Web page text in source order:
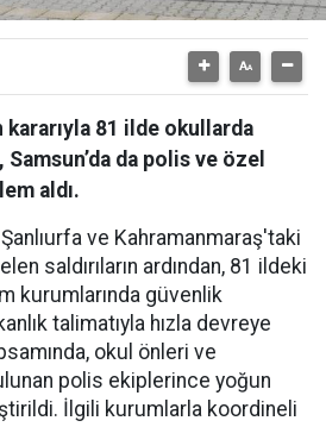
kararıyla 81 ilde okullarda
Samsun’da da polis ve özel
aldı.
ve Kahramanmaraş'taki
saldırıların ardından, 81 ildeki
kurumlarında güvenlik
talimatıyla hızla devreye
okul önleri ve
polis ekiplerince yoğun
İlgili kurumlarla koordineli